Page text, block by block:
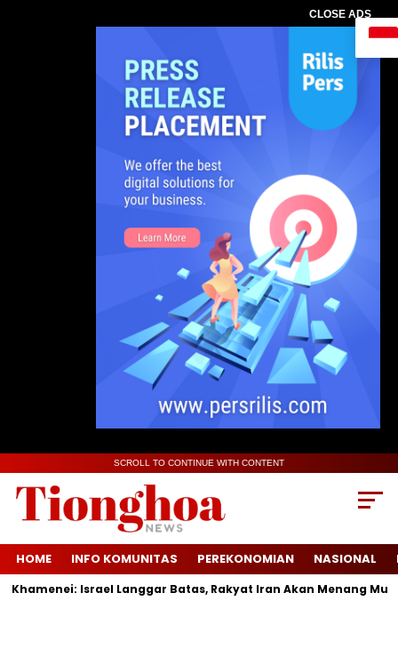
CLOSE ADS
SCROLL TO CONTINUE WITH CONTENT
HOME INFO KOMUNITAS PEREKONOMIAN NASIONAL
Israel Langgar Batas, Rakyat Iran Akan Menang Mutlak